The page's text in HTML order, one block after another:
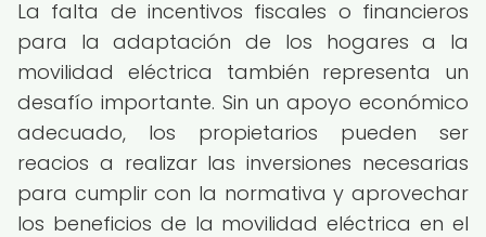
La falta de incentivos fiscales o financieros
para la adaptación de los hogares a la
movilidad eléctrica también representa un
desafío importante. Sin un apoyo económico
adecuado, los propietarios pueden ser
reacios a realizar las inversiones necesarias
para cumplir con la normativa y aprovechar
los beneficios de la movilidad eléctrica en el